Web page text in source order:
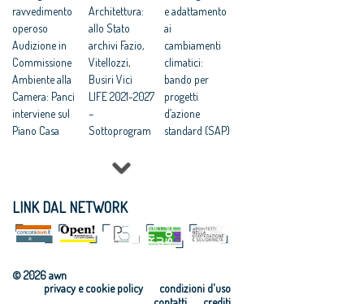
ravvedimento
operoso
Audizione in
Commissione
Ambiente alla
Camera: Panci
interviene sul
Piano Casa
Architettura:
allo Stato
archivi Fazio,
Vitellozzi,
Busiri Vici
LIFE 2021-2027
–
Sottoprogram
biodiversità:
progetti
d’azione
standard (SAP)
Sottoprogram
e adattamento
ai
cambiamenti
climatici:
bando per
progetti
d’azione
standard (SAP)
qualità della
vita: bando per
d’azione
standard (SAP)
LINK DAL NETWORK
© 2026 awn
condizioni d'uso
privacy e cookie policy